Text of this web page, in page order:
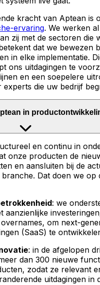
kracht van Aptean is
ervaring. We werken al
zij met de sectoren die
dat we bewezen
in elke implementatie.
ons uitdagingen te
en een soepelere
die uw bedrijf
in
en continu in
onze producten de
en aansluiten bij de
Dat doen we op
: we
aanzienlijke
om next-
(SaaS) te
: in de afgelopen
dan 300 nieuwe
zodat ze relevant
uitdagingen in